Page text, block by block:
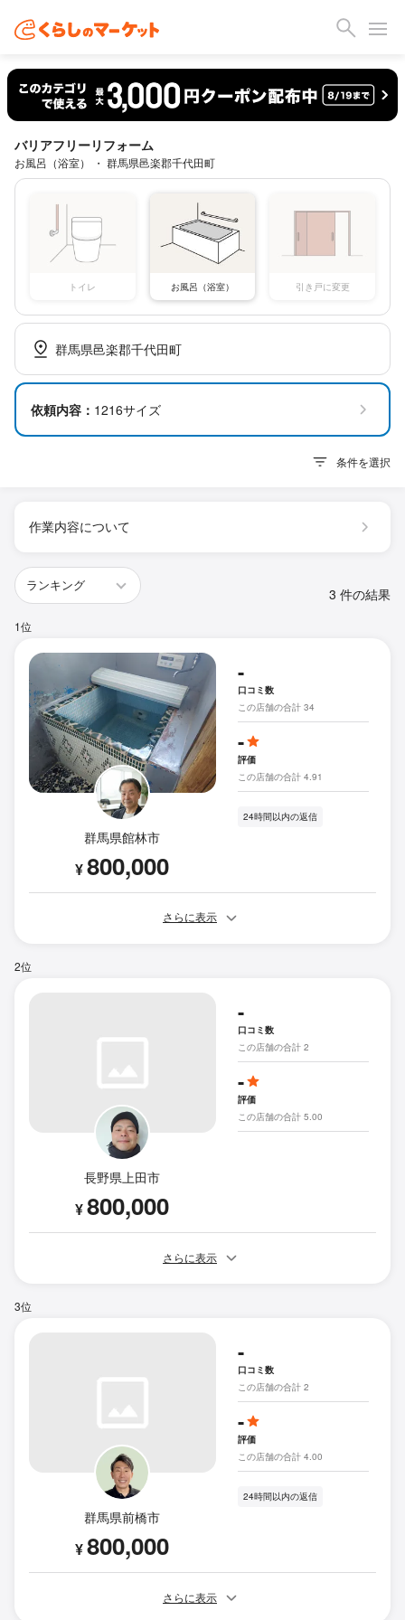
バリアフリーリフォーム
お風呂（浴室） ・ 群馬県邑楽郡千代田町
トイレ お風呂（浴室） 引き戸に変更
群馬県邑楽郡千代田町
依頼内容： 1216サイズ
条件を選択
作業内容について
3 件の結果
1位
群馬県館林市
¥800,000
-
口コミ数
この店舗の合計 34
-
評価
この店舗の合計 4.91
24時間以内の返信
さらに表示
2位
長野県上田市
¥800,000
-
口コミ数
この店舗の合計 2
-
評価
この店舗の合計 5.00
さらに表示
3位
群馬県前橋市
¥800,000
-
口コミ数
この店舗の合計 2
-
評価
この店舗の合計 4.00
24時間以内の返信
さらに表示